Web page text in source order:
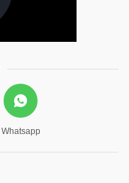
Whatsapp